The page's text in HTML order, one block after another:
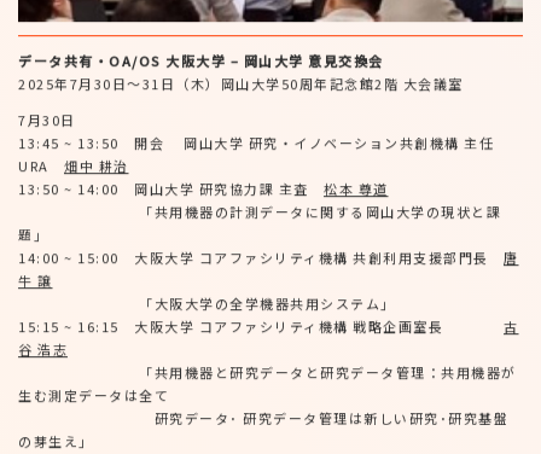
データ共有・OA/OS 大阪大学 – 岡山大学 意見交換会
2025年7月30日～31日（木）岡山大学50周年記念館2階 大会議室
7月30日
13:45 ~ 13:50 開会 岡山大学 研究・イノベーション共創機構 主任
URA 畑中 耕治
13:50 ~ 14:00 岡山大学 研究協力課 主査 松本 尊道
「共用機器の計測データに関する岡山大学の現状と課
題」
14:00 ~ 15:00 大阪大学 コアファシリティ機構 共創利用支援部門長 唐
牛 譲
「大阪大学の全学機器共用システム」
15:15 ~ 16:15 大阪大学 コアファシリティ機構 戦略企画室長 古
谷 浩志
「共用機器と研究データと研究データ管理：共用機器が
生む測定データは全て
研究データ･ 研究データ管理は新しい研究･研究基盤
の芽生え」